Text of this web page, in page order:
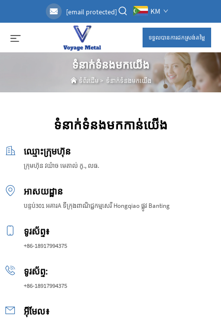
[email protected] KM
ទទួលបានការដកស្រង់តម្លៃ
ទំនាក់ទំនងមកយើង
ទំព័រដើម> ទំនាក់ទំនងមកយើង
ទំនាក់ទំនងមកកាន់យើង
ឈ្មោះក្រុមហ៊ុន
ក្រុមហ៊ុន វយ៉ាច មេតាល់ កូ., លធ.
អាសយដ្ឋាន
បន្ទប់301 អគារA ទីក្រុង​ពាណិជ្ជកម្ម​សេរី Hongqiao ផ្លូវ Banting
ទូរស័ព្ទ៖
+86-18917994375
ទូរស័ព្ទ:
+86-18917994375
អ៊ីមែល៖